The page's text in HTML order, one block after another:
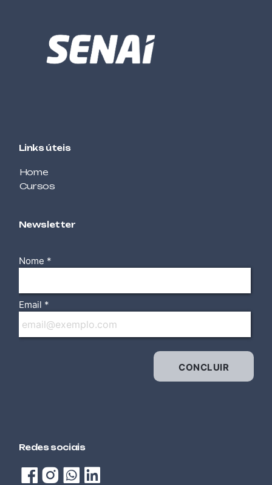
DECORAÇÃO DE TORTAS
ELETRICISTA DE REDES DE DISTRIBUIÇÃO DE
ENERGIA ELÉTRICA
ELETRICISTA INSTALADOR PREDIAL DE BAIXA
BAIXA TENSÃO
AUTOMOTIVA
ELETROMOBILIDADE
TECNOLOGIA DA INFORMAÇÃO (TI)
EXCEL INTERMEDIÁRIO
Links úteis
Home
Cursos
Newsletter
Redes sociais